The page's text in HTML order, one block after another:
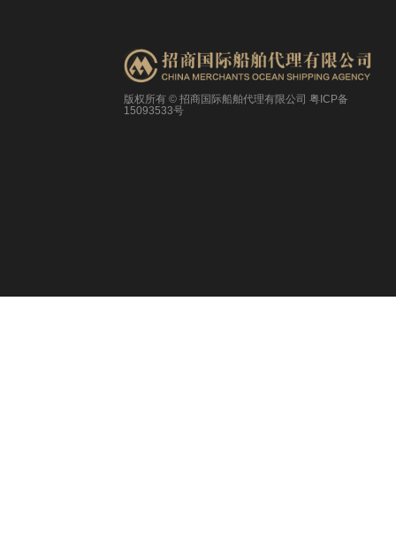
版权所有 © 招商国际船舶代理有限公司 粤ICP备
15093533号